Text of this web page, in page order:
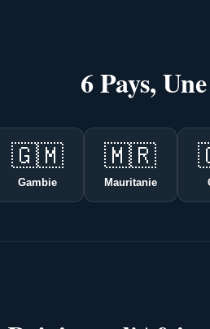
6 Pays,
🇬🇲
Gambie
🇲🇷
Mauritanie